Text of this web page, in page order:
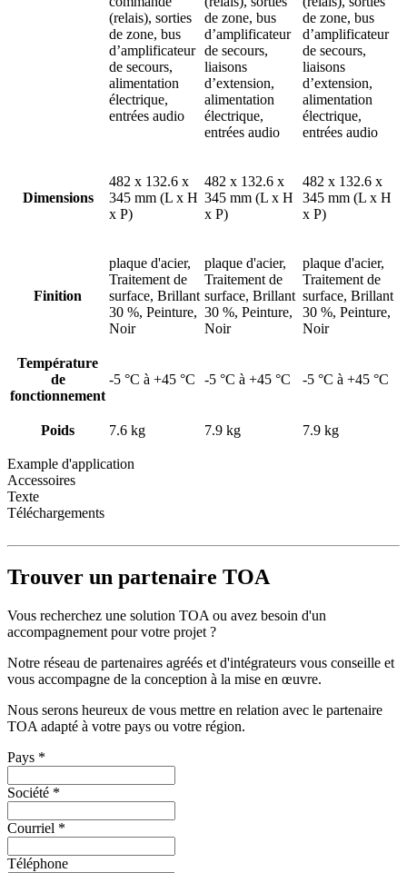
(relais), sorties
de zone, bus
d’amplificateur
de secours,
alimentation
électrique,
entrées audio
de zone, bus
d’amplificateur
de secours,
liaisons
d’extension,
alimentation
électrique,
entrées audio
de zone, bus
d’amplificateur
de secours,
liaisons
d’extension,
alimentation
électrique,
entrées audio
Dimensions
482 x 132.6 x
345 mm (L x H
x P)
482 x 132.6 x
345 mm (L x H
x P)
482 x 132.6 x
345 mm (L x H
x P)
Finition
plaque d'acier,
Traitement de
surface, Brillant
30 %, Peinture,
Noir
plaque d'acier,
Traitement de
surface, Brillant
30 %, Peinture,
Noir
plaque d'acier,
Traitement de
surface, Brillant
30 %, Peinture,
Noir
Température
de
fonctionnement
-5 °C à +45 °C -5 °C à +45 °C -5 °C à +45 °C
Poids 7.6 kg 7.9 kg 7.9 kg
Example d'application
Accessoires
Texte
Téléchargements
Trouver un partenaire TOA
Vous recherchez une solution TOA ou avez besoin d'un
accompagnement pour votre projet ?
Notre réseau de partenaires agréés et d'intégrateurs vous conseille et
vous accompagne de la conception à la mise en œuvre.
Nous serons heureux de vous mettre en relation avec le partenaire
TOA adapté à votre pays ou votre région.
Pays *
Société *
Courriel *
Téléphone